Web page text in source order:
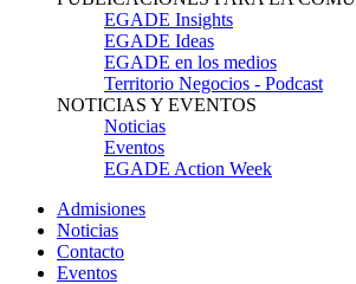
EGADE Insights
EGADE Ideas
EGADE en los medios
Territorio Negocios - Podcast
NOTICIAS Y EVENTOS
Noticias
Eventos
EGADE Action Week
Admisiones
Noticias
Contacto
Eventos